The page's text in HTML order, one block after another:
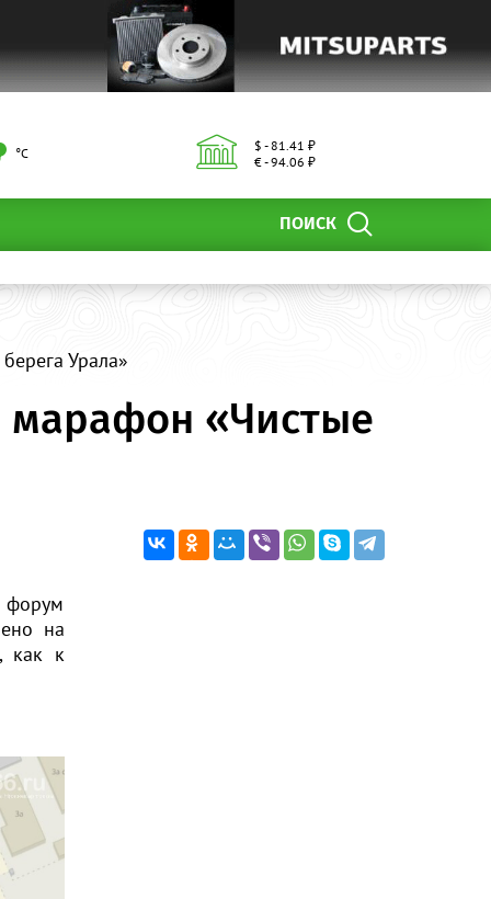
°С
$ - 81.41 ₽
€ - 94.06 ₽
ПОИСК
Урала»
марафон «Чистые
форум
на
как к